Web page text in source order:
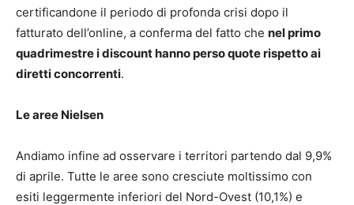
certificandone il periodo di profonda crisi dopo il
fatturato dell’online, a conferma del fatto che nel primo
quadrimestre i discount hanno perso quote rispetto ai
diretti concorrenti.
Le aree Nielsen
Andiamo infine ad osservare i territori partendo dal 9,9%
di aprile. Tutte le aree sono cresciute moltissimo con
esiti leggermente inferiori del Nord-Ovest (10,1%) e